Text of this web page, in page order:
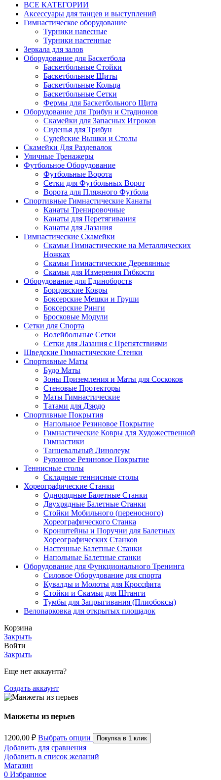
ВСЕ КАТЕГОРИИ
Аксессуары для танцев и выступлений
Гимнастическое оборудование
Турники навесные
Турники настенные
Зеркала для залов
Оборудование для Баскетбола
Баскетбольные Стойки
Баскетбольные Щиты
Баскетбольные Кольца
Баскетбольные Сетки
Фермы для Баскетбольного Щита
Оборудование для Трибун и Стадионов
Скамейки для Запасных Игроков
Сиденья для Трибун
Судейские Вышки и Столы
Скамейки Для Раздевалок
Уличные Тренажеры
Футбольное Оборудование
Футбольные Ворота
Сетки для Футбольных Ворот
Ворота для Пляжного Футбола
Спортивные Гимнастические Канаты
Канаты Тренировочные
Канаты для Перетягивания
Канаты для Лазания
Гимнастические Скамейки
Скамьи Гимнастические на Металлических
Ножках
Скамьи Гимнастические Деревянные
Скамьи для Измерения Гибкости
Оборудование для Единоборств
Борцовские Ковры
Боксерские Мешки и Груши
Боксерские Ринги
Бросковые Модули
Сетки для Спорта
Волейбольные Сетки
Сетки для Лазания с Препятствиями
Шведские Гимнастические Стенки
Спортивные Маты
Будо Маты
Зоны Приземления и Маты для Соскоков
Стеновые Протекторы
Маты Гимнастические
Татами для Дзюдо
Спортивные Покрытия
Напольное Резиновое Покрытие
Гимнастические Ковры для Художественной
Гимнастики
Танцевальный Линолеум
Рулонное Резиновое Покрытие
Теннисные столы
Складные теннисные столы
Хореографические Станки
Однорядные Балетные Станки
Двухрядные Балетные Станки
Стойки Мобильного (переносного)
Хореографического Станка
Кронштейны и Поручни для Балетных
Хореографических Станков
Настенные Балетные Станки
Напольные Балетные станки
Оборудование для Функционального Тренинга
Силовое Оборудование для спорта
Кувалды и Молоты для Кроссфита
Стойки и Скамьи для Штанги
Тумбы для Запрыгивания (Плиобоксы)
Велопарковка для открытых площадок
Корзина
Закрыть
Войти
Закрыть
Еще нет аккаунта?
Создать аккаунт
Манжеты из перьев
1200,00 ₽ Выбрать опции Покупка в 1 клик
Добавить для сравнения
Добавить в список желаний
Магазин
0 Избранное